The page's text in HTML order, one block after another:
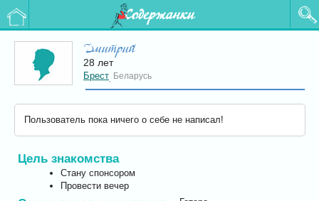
Содержанки
Дмитрий
28 лет
Брест Беларусь
Пользователь пока ничего о себе не написал!
Цель знакомства
Стану спонсором
Провести вечер